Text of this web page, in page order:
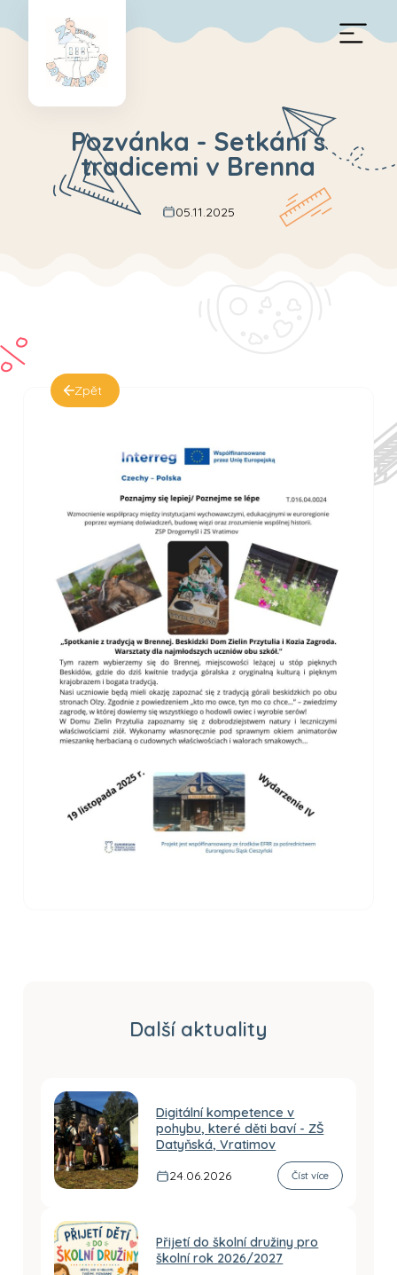
Pozvánka - Setkání s
tradicemi v Brenna
05.11.2025
Zpět
Další aktuality
Digitální kompetence v
pohybu, které děti baví - ZŠ
Datyňská, Vratimov
24.06.2026
Číst více
Přijetí do školní družiny pro
školní rok 2026/2027